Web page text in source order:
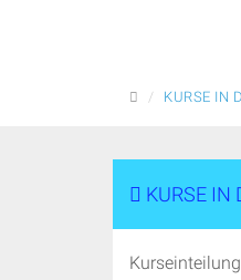
STARTSEITE
KURSE IN
KURSE IN
Kurseinteilung